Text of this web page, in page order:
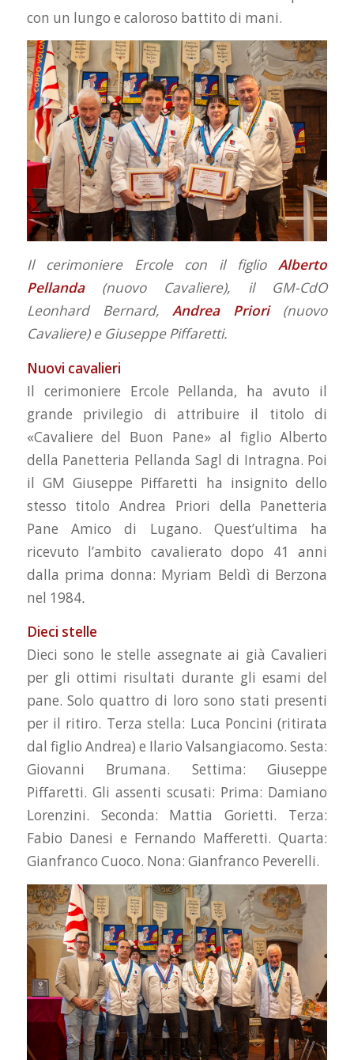
con un lungo e caloroso battito di mani.
Il cerimoniere Ercole con il figlioAlberto
Pellanda(nuovo Cavaliere), il GM-CdO
Leonhard Bernard, Andrea Priori(nuovo
Cavaliere) e Giuseppe Piffaretti.
Nuovi cavalieri
Il cerimoniere Ercole Pellanda, ha avuto il
grande privilegio di attribuire il titolo di
«Cavaliere del Buon Pane» al figlio Alberto
della Panetteria Pellanda Sagl di Intragna. Poi
il GM Giuseppe Piffaretti ha insignito dello
stesso titolo Andrea Priori della Panetteria
Pane Amico di Lugano. Quest’ultima ha
ricevuto l’ambito cavalierato dopo 41 anni
dalla prima donna: Myriam Beldì di Berzona
nel 1984.
Dieci stelle
Dieci sono le stelle assegnate ai già Cavalieri
per gli ottimi risultati durante gli esami del
pane. Solo quattro di loro sono stati presenti
per il ritiro. Terza stella: Luca Poncini (ritirata
dal figlio Andrea) e Ilario Valsangiacomo. Sesta:
Giovanni Brumana. Settima: Giuseppe
Piffaretti. Gli assenti scusati: Prima: Damiano
Lorenzini. Seconda: Mattia Gorietti. Terza:
Fabio Danesi e Fernando Mafferetti. Quarta:
Gianfranco Cuoco. Nona: Gianfranco Peverelli.